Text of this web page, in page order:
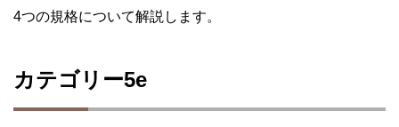
4つの規格について解説します。
カテゴリー5e